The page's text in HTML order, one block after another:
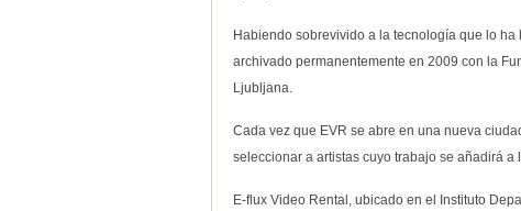
Habiendo sobrevivido a la tecnología que lo
archivado permanentemente en 2009 con la
Ljubljana.
Cada vez que EVR se abre en una nueva
seleccionar a artistas cuyo trabajo se añadirá a
E-flux Video Rental, ubicado en el Instituto